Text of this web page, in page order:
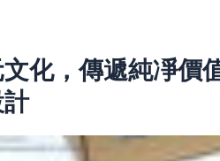
化，傳遞純凈